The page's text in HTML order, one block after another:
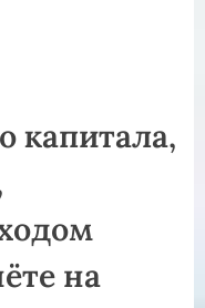
капитала,
на